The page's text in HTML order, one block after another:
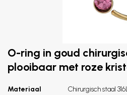
O-ring in goud
plooibaar met roze
Materiaal
Chirurgisch staal